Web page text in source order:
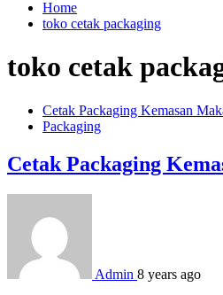
Home
toko cetak packaging
toko cetak
Cetak Packaging Kemasan
Packaging
Cetak Packaging
Admin 8 years ago